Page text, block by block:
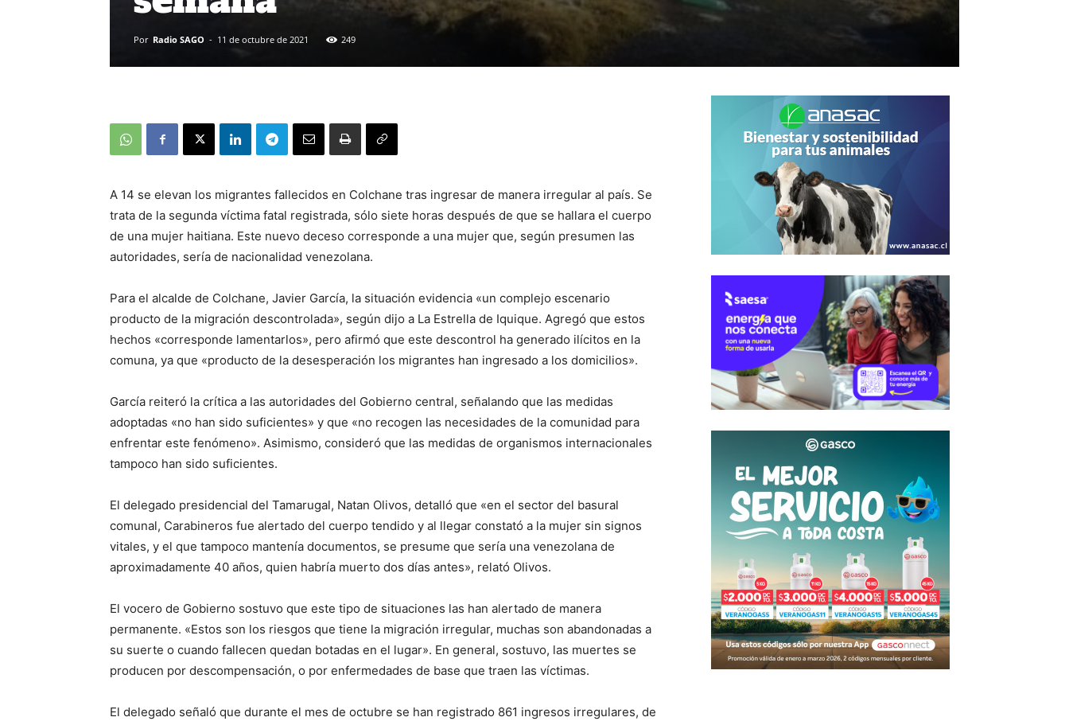
Por Radio SAGO - 11 de octubre de 2021 249
A 14 se elevan los migrantes fallecidos en Colchane tras ingresar de manera irregular al país. Se
trata de la segunda víctima fatal registrada, sólo siete horas después de que se hallara el cuerpo
de una mujer haitiana. Este nuevo deceso corresponde a una mujer que, según presumen las
autoridades, sería de nacionalidad venezolana.
Para el alcalde de Colchane, Javier García, la situación evidencia «un complejo escenario
producto de la migración descontrolada», según dijo a La Estrella de Iquique. Agregó que estos
hechos «corresponde lamentarlos», pero afirmó que este descontrol ha generado ilícitos en la
comuna, ya que «producto de la desesperación los migrantes han ingresado a los domicilios».
García reiteró la crítica a las autoridades del Gobierno central, señalando que las medidas
adoptadas «no han sido suficientes» y que «no recogen las necesidades de la comunidad para
enfrentar este fenómeno». Asimismo, consideró que las medidas de organismos internacionales
tampoco han sido suficientes.
El delegado presidencial del Tamarugal, Natan Olivos, detalló que «en el sector del basural
comunal, Carabineros fue alertado del cuerpo tendido y al llegar constató a la mujer sin signos
vitales, y el que tampoco mantenía documentos, se presume que sería una venezolana de
aproximadamente 40 años, quien habría muerto dos días antes», relató Olivos.
El vocero de Gobierno sostuvo que este tipo de situaciones las han alertado de manera
permanente. «Estos son los riesgos que tiene la migración irregular, muchas son abandonadas a
su suerte o cuando fallecen quedan botadas en el lugar». En general, sostuvo, las muertes se
producen por descompensación, o por enfermedades de base que traen las víctimas.
El delegado señaló que durante el mes de octubre se han registrado 861 ingresos irregulares, de